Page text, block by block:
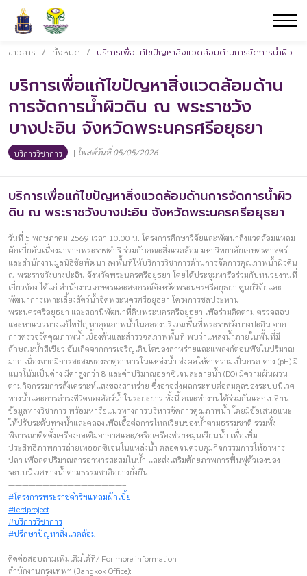
ข่าวสาร / ทั้งหมด / บริการเพื่อแก้ไขปัญหาสิ่งแวดล้อมด้านการจัดการน้ำผิวดิน ณ พระราชวังบางปะอิน จังหวัดพระนครศรีอยุธยา
บริการเพื่อแก้ไขปัญหาสิ่งแวดล้อมด้าน
การจัดการน้ำผิวดิน ณ พระราชวัง
บางปะอิน จังหวัดพระนครศรีอยุธยา
บริการวิชาการ | โพสต์วันที่ 05/05/2026
บริการเพื่อแก้ไขปัญหาสิ่งแวดล้อมด้านการจัดการน้ำผิว
ดิน ณ พระราชวังบางปะอิน จังหวัดพระนครศรีอยุธยา
วันที่ 5 พฤษภาคม 2569 เวลา 10.00 น. โครงการศึกษาวิจัยและพัฒนาสิ่งแวดล้อมแหลม
ผักเบี้ยอันเนื่องมาจากพระราชดำริ ร่วมกับคณะสิ่งแวดล้อม มหาวิทยาลัยเกษตรศาสตร์
และสำนักงานมูลนิธิชัยพัฒนา ลงพื้นที่ให้บริการวิชาการด้านการจัดการคุณภาพน้ำผิวดิน
ณ พระราชวังบางปะอิน จังหวัดพระนครศรีอยุธยา โดยได้ประชุมหารือร่วมกับหน่วยงานที่
เกี่ยวข้อง ได้แก่ สำนักงานเกษตรและสหกรณ์จังหวัดพระนครศรีอยุธยา ศูนย์วิจัยและ
พัฒนาการเพาะเลี้ยงสัตว์น้ำจืดพระนครศรีอยุธยา โครงการชลประทาน
พระนครศรีอยุธยา และสถานีพัฒนาที่ดินพระนครศรีอยุธยา เพื่อร่วมติดตาม ตรวจสอบ
และหาแนวทางแก้ไขปัญหาคุณภาพน้ำในคลองบริเวณพื้นที่พระราชวังบางปะอิน จาก
การตรวจวัดคุณภาพน้ำเบื้องต้นและสำรวจสภาพพื้นที่ พบว่าแหล่งน้ำภายในพื้นที่มี
ลักษณะน้ำสีเขียว อันเกิดจากการเจริญเติบโตของสาหร่ายและแพลงก์ตอนพืชในปริมาณ
มาก เนื่องจากมีการสะสมของธาตุอาหารในแหล่งน้ำ ส่งผลให้ค่าความเป็นกรด-ด่าง (pH) มี
แนวโน้มเป็นด่าง มีค่าสูงกว่า 8 และค่าปริมาณออกซิเจนละลายน้ำ (DO) มีความผันผวน
ตามกิจกรรมการสังเคราะห์แสงของสาหร่าย ซึ่งอาจส่งผลกระทบต่อสมดุลของระบบนิเวศ
ทางน้ำและการดำรงชีวิตของสัตว์น้ำในระยะยาว ทั้งนี้ คณะทำงานได้ร่วมกันแลกเปลี่ยน
ข้อมูลทางวิชาการ พร้อมหารือแนวทางการบริหารจัดการคุณภาพน้ำ โดยมีข้อเสนอแนะ
ให้ปรับระดับทางน้ำและคลองเพื่อเอื้อต่อการไหลเวียนของน้ำตามธรรมชาติ รวมทั้ง
พิจารณาติดตั้งเครื่องกลเติมอากาศและ/หรือเครื่องช่วยหมุนเวียนน้ำ เพื่อเพิ่ม
ประสิทธิภาพการถ่ายเทออกซิเจนในแหล่งน้ำ ตลอดจนควบคุมกิจกรรมการให้อาหาร
ปลา เพื่อลดปริมาณสารอาหารสะสมในน้ำ และส่งเสริมศักยภาพการฟื้นฟูตัวเองของ
ระบบนิเวศทางน้ำตามธรรมชาติอย่างยั่งยืน
————————–————————–
#โครงการพระราชดำริฯแหลมผักเบี้ย
#lerdproject
#บริการวิชาการ
#ปรึกษาปัญหาสิ่งแวดล้อม
————————–————————–
ติดต่อสอบถามเพิ่มเติมได้ที่/ For more information
สำนักงานกรุงเทพฯ (Bangkok Office):